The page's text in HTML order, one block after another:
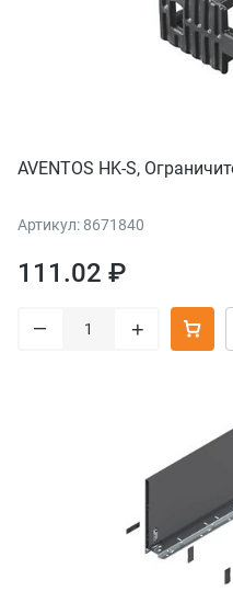
AVENTOS HK-S,
Артикул: 8671840
111.02 ₽
– +